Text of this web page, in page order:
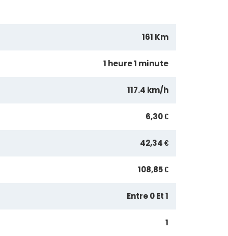
161 Km
1 heure 1 minute
117.4 km/h
6,30 €
42,34 €
108,85 €
Entre 0 Et 1
1